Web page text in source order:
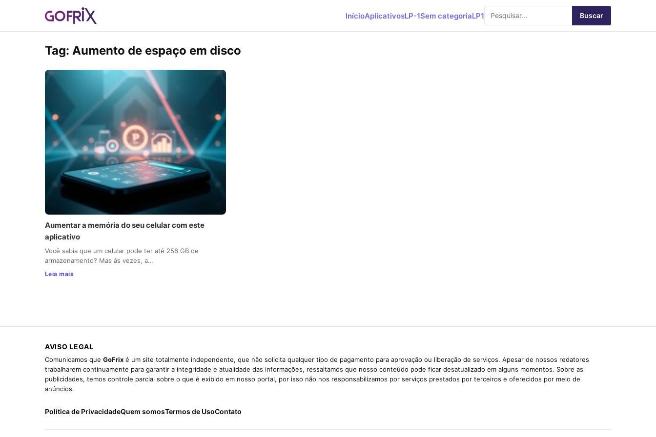
InícioAplicativosLP-1Sem categoriaLP1 Buscar
Tag: Aumento de espaço em disco
Aumentar a memória do seu celular com este
aplicativo
Você sabia que um celular pode ter até 256 GB de
armazenamento? Mas às vezes, a…
Leia mais
AVISO LEGAL
Comunicamos que GoFrix é um site totalmente independente, que não solicita qualquer tipo de pagamento para aprovação ou liberação de serviços. Apesar de nossos redatores
trabalharem continuamente para garantir a integridade e atualidade das informações, ressaltamos que nosso conteúdo pode ficar desatualizado em alguns momentos. Sobre as
publicidades, temos controle parcial sobre o que é exibido em nosso portal, por isso não nos responsabilizamos por serviços prestados por terceiros e oferecidos por meio de
anúncios.
Política de PrivacidadeQuem somosTermos de UsoContato